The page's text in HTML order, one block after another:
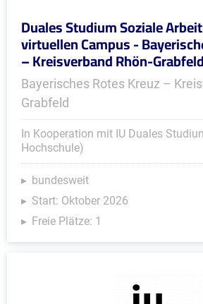
Duales Studium Soziale
virtuellen Campus -
– Kreisverband Rhön-Grabfeld
Bayerisches Rotes Kreuz –
Grabfeld
In Kooperation mit IU Duales
Hochschule)
bundesweit
Start: Oktober 2026
Freie Plätze: 1